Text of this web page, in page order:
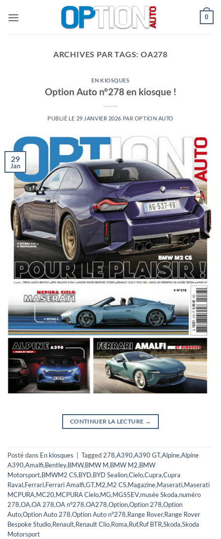
0
ARCHIVES PAR TAGS:OA278
EN KIOSQUES
Option Auto n°278 en kiosque !
PUBLIÉ LE 29 JANVIER 2026 PAR OPTION AUTO
29
Jan
CONTINUER LA LECTURE →
Posté dans En kiosques Tagged 278,A390,A390 GT,Alpine,Alpine
A390,Amalfi,Bentley,BMW,BMW M,BMW M2,BMW
Motorsport,BMWM2 CS,BYD,BYD Sealion,Cielo,Cupra,Cupra
Raval,Ferrari,Ferrari Amalfi,GT,M2,M2 CS,Magazine,Maserati,Maserati
MCPURA,MC20,MCPURA Cielo,MG,MGS5EV,musée Skoda,numéro
278,OA,OA 278,OA n°278,OA278,Option,Option 278,Option
Auto,Option Auto 278,Option Auto n°278,Range Rover,Range Rover
Bespoke Studio,Renault,Renault Clio,Roma,Ruf,Ruf BTR,Skoda,Skoda
Motorsport